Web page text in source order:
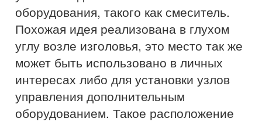
оборудования, такого как смеситель.
Похожая идея реализована в глухом
углу возле изголовья, это место так же
может быть использовано в личных
интересах либо для установки узлов
управления дополнительным
оборудованием. Такое расположение